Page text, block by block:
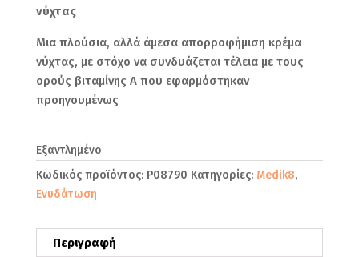
νύχτας
Μια πλούσια, αλλά άμεσα απορροφήμιση κρέμα
νύχτας, με στόχο να συνδυάζεται τέλεια με τους
ορούς βιταμίνης Α που εφαρμόστηκαν
προηγουμένως
Εξαντλημένο
Κωδικός προϊόντος: P08790 Κατηγορίες: Medik8,
Ενυδάτωση
Περιγραφή